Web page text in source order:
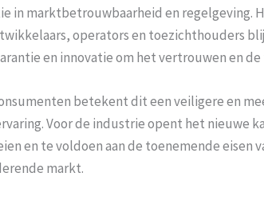
in marktbetrouwbaarheid en regelgeving.
operators en toezichthouders
en innovatie om het vertrouwen en
betekent dit een veiligere en
Voor de industrie opent het nieuwe
en te voldoen aan de toenemende eisen
markt.